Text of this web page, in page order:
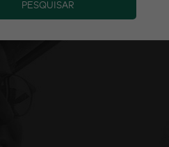
PESQUISAR